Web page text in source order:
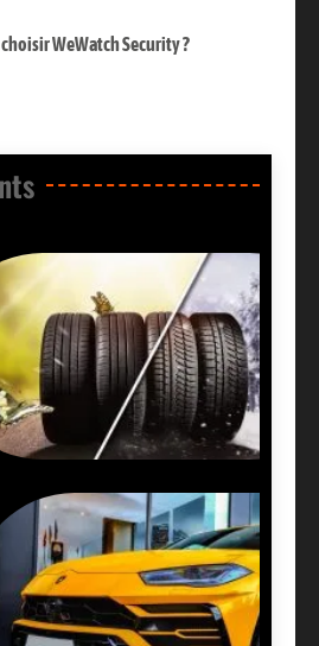
WeWatch Security ?